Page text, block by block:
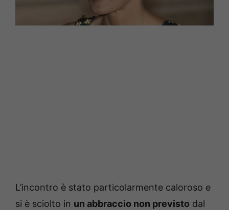
L’incontro è stato particolarmente caloroso e
si è sciolto in un abbraccio non previsto dal